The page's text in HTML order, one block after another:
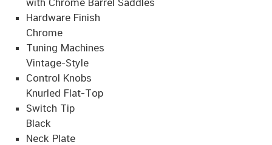
Hardware Finish
Chrome
Tuning Machines
Vintage-Style
Control Knobs
Knurled Flat-Top
Switch Tip
Black
Neck Plate